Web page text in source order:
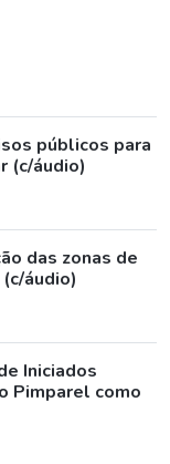
públicos para
(c/áudio)
das zonas de
áudio)
Iniciados
Pimparel como